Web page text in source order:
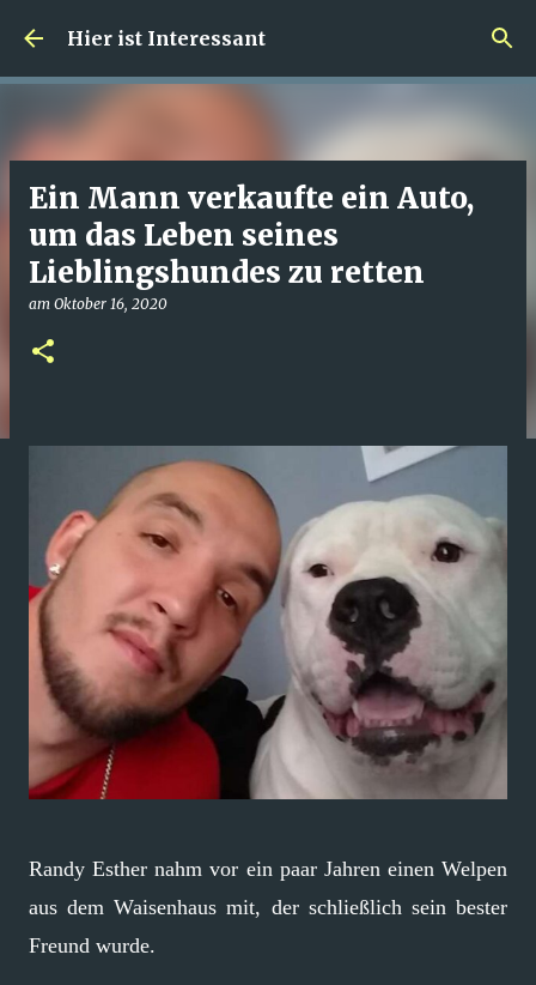
Direkt zum Hauptbereich
Hier ist Interessant
Ein Mann verkaufte ein Auto,
um das Leben seines
Lieblingshundes zu retten
am Oktober 16, 2020
Randy Esther nahm vor ein paar Jahren einen Welpen
aus dem Waisenhaus mit, der schließlich sein bester
Freund wurde.